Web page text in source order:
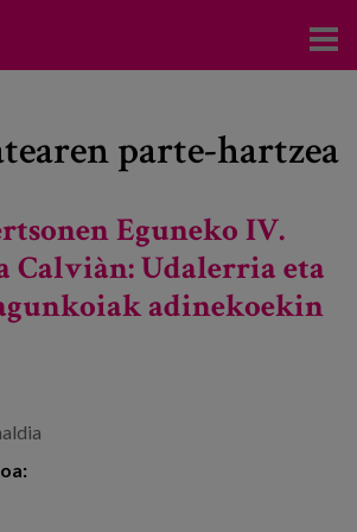
parte-hartzea
Eguneko IV.
Calviàn: Udalerria eta
adinekoekin